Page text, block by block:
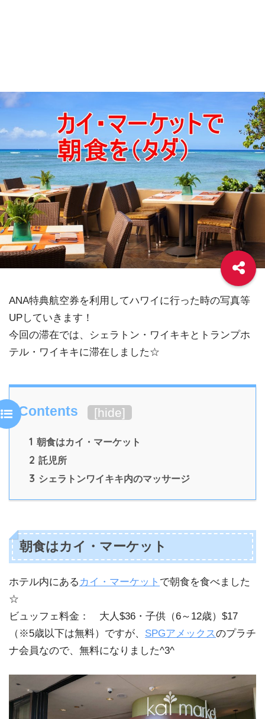
ANA特典航空券を利用してハワイに行った時の写真等
UPしていきます！
今回の滞在では、シェラトン・ワイキキとトランプホ
テル・ワイキキに滞在しました☆
Contents [hide]
1 朝食はカイ・マーケット
2 託児所
3 シェラトンワイキキ内のマッサージ
朝食はカイ・マーケット
ホテル内にある カイ・マーケット で朝食を食べました
☆
ビュッフェ料金： 大人$36・子供（6～12歳）$17
（※5歳以下は無料）ですが、 SPGアメックスのプラチ
ナ会員なので、無料になりました^3^